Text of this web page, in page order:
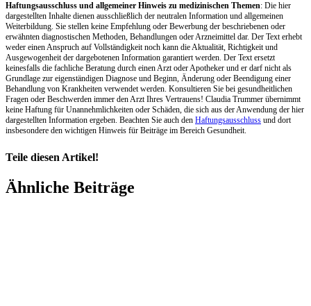
Haftungsausschluss und allgemeiner Hinweis zu medizinischen Themen: Die hier
dargestellten Inhalte dienen ausschließlich der neutralen Information und allgemeinen
Weiterbildung. Sie stellen keine Empfehlung oder Bewerbung der beschriebenen oder
erwähnten diagnostischen Methoden, Behandlungen oder Arzneimittel dar. Der Text erhebt
weder einen Anspruch auf Vollständigkeit noch kann die Aktualität, Richtigkeit und
Ausgewogenheit der dargebotenen Information garantiert werden. Der Text ersetzt
keinesfalls die fachliche Beratung durch einen Arzt oder Apotheker und er darf nicht als
Grundlage zur eigenständigen Diagnose und Beginn, Änderung oder Beendigung einer
Behandlung von Krankheiten verwendet werden. Konsultieren Sie bei gesundheitlichen
Fragen oder Beschwerden immer den Arzt Ihres Vertrauens! Claudia Trummer übernimmt
keine Haftung für Unannehmlichkeiten oder Schäden, die sich aus der Anwendung der hier
dargestellten Information ergeben. Beachten Sie auch den Haftungsausschluss und dort
insbesondere den wichtigen Hinweis für Beiträge im Bereich Gesundheit.
Teile diesen Artikel!
Facebook
X
LinkedIn
WhatsApp
Pinterest
Xing
Ähnliche Beiträge